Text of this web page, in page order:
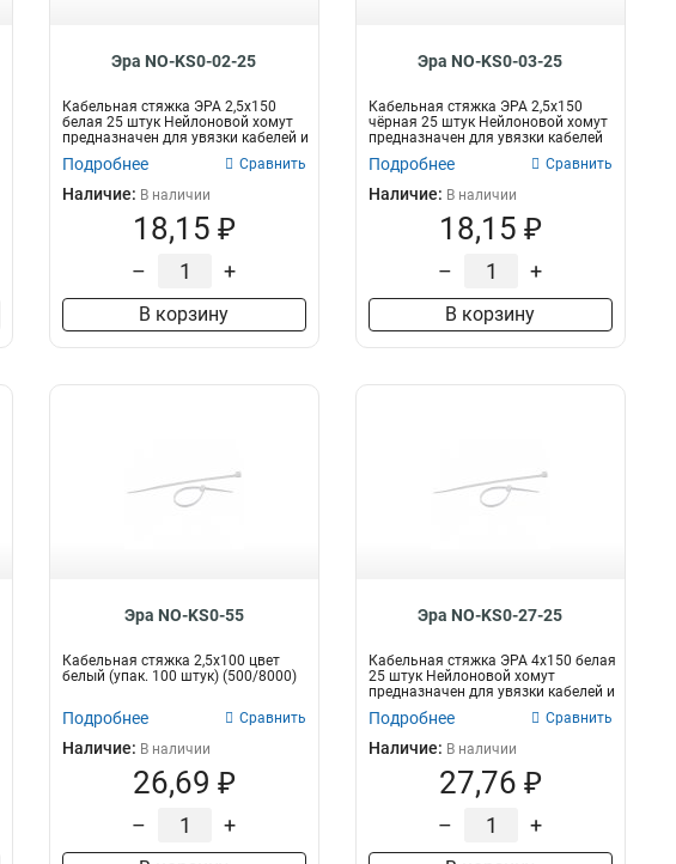
Эра NO-KS0-02-25
Кабельная стяжка ЭРА 2,5х150
белая 25 штук Нейлоновой хомут
предназначен для увязки кабелей и
Подробнее Сравнить
Наличие: В наличии
18,15 ₽
– +
В корзину
Эра NO-KS0-03-25
Кабельная стяжка ЭРА 2,5х150
чёрная 25 штук Нейлоновой хомут
предназначен для увязки кабелей
Подробнее Сравнить
Наличие: В наличии
18,15 ₽
– +
В корзину
Эра NO-KS0-55
Кабельная стяжка 2,5х100 цвет
белый (упак. 100 штук) (500/8000)
Подробнее Сравнить
Наличие: В наличии
26,69 ₽
– +
Эра NO-KS0-27-25
Кабельная стяжка ЭРА 4х150 белая
25 штук Нейлоновой хомут
предназначен для увязки кабелей и
Подробнее Сравнить
Наличие: В наличии
27,76 ₽
– +